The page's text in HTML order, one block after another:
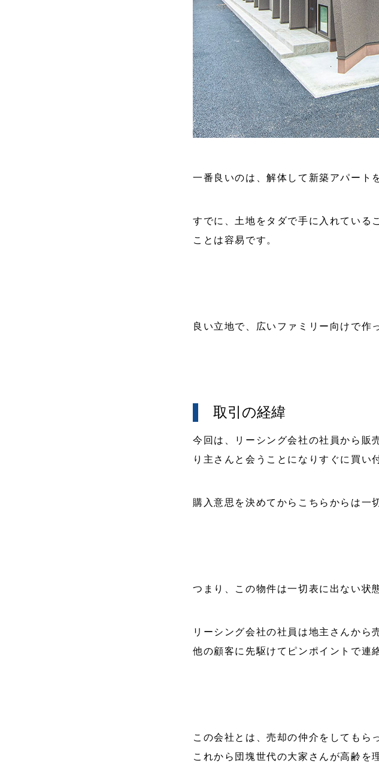
一番良いのは、解体して新築アパート
すでに、土地をタダで手に入れている
ことは容易です。
良い立地で、広いファミリー向けで作
取引の経緯
今回は、リーシング会社の社員から販
り主さんと会うことになりすぐに買い
購入意思を決めてからこちらからは一
つまり、この物件は一切表に出ない状
リーシング会社の社員は地主さんから
他の顧客に先駆けてピンポイントで連
この会社とは、売却の仲介をしてもら
これから団塊世代の大家さんが高齢を